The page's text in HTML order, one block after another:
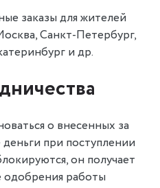
заказы для жителей
Санкт-Петербург,
и др.
о внесенных за
деньги при поступлении
он получает
одобрения работы